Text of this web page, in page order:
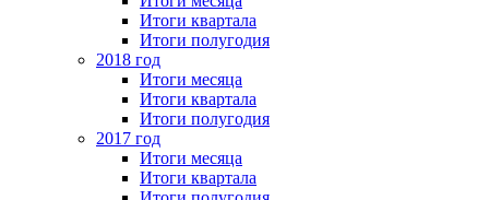
Итоги квартала
Итоги полугодия
2018 год
Итоги месяца
Итоги квартала
Итоги полугодия
2017 год
Итоги месяца
Итоги квартала